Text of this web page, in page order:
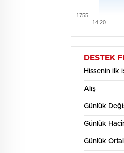
14:20
1755
1700
1750
1800DESTEK
Hissenin ilk
Alış
Günlük
Günlük
Günlük